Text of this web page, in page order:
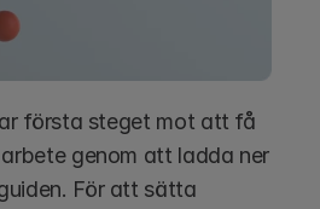
första steget mot att få
genom att ladda ner
För att sätta